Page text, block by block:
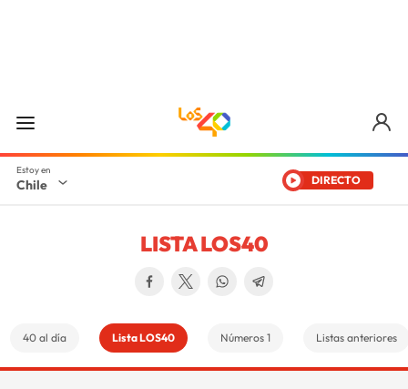
Chile DIRECTO
LISTA LOS40
40 al día Lista LOS40 Números 1 Listas anteriores